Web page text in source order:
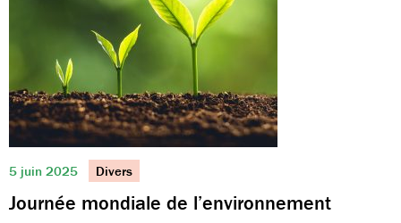
5 juin 2025 Divers
Journée mondiale de l’environnement